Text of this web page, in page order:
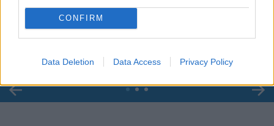
CONFIRM
Data Deletion Data Access Privacy Policy
Leonardo Maria Del Vecchio dall'ex compagna
in ospedale. Le dichiarazioni ai giornalisti